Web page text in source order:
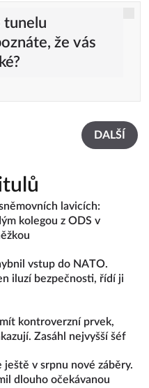
tunelu
že vás
DALŠÍ
lavicích:
kolegou z ODS v
vstup do NATO.
iluzí bezpečnosti, řídí ji
kontroverzní prvek,
Zasáhl nejvyšší šéf
ještě v srpnu nové záběry.
dlouho očekávanou